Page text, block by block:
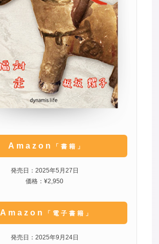
Amazon 「書籍」
発売日：2025年5月27日
価格：¥2,950
Amazon 「電子書籍」
発売日：2025年9月24日